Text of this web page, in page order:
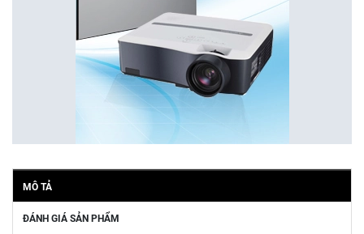
MÔ TẢ
ĐÁNH GIÁ SẢN PHẨM